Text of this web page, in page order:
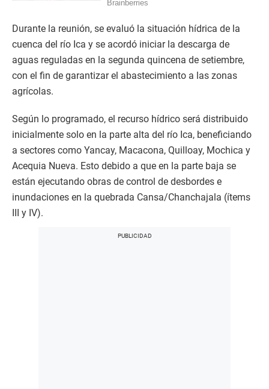
Durante la reunión, se evaluó la situación hídrica de la
cuenca del río Ica y se acordó iniciar la descarga de
aguas reguladas en la segunda quincena de setiembre,
con el fin de garantizar el abastecimiento a las zonas
agrícolas.
Según lo programado, el recurso hídrico será distribuido
inicialmente solo en la parte alta del río Ica, beneficiando
a sectores como Yancay, Macacona, Quilloay, Mochica y
Acequia Nueva. Esto debido a que en la parte baja se
están ejecutando obras de control de desbordes e
inundaciones en la quebrada Cansa/Chanchajala (ítems
III y IV).